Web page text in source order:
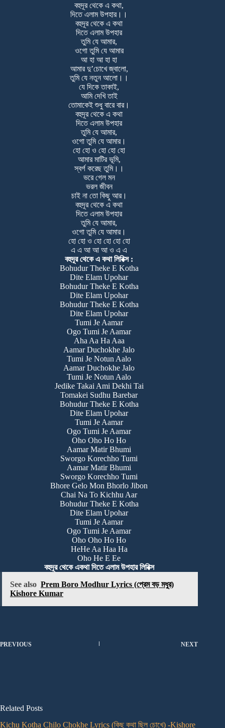
বহুদূর থেকে এ কথা,
দিতে এলাম উপহার।।
বহুদূর থেকে এ কথা
দিতে এলাম উপহার
তুমি যে আমার,
ওগো তুমি যে আমার
আ হা আ হা হা
আমার দু’চোখে জ্বালো,
তুমি যে নতুন আলো।।
যে দিকে তাকাই,
আমি দেখি তাই
তোমাকেই শুধু বারে বার।
বহুদূর থেকে এ কথা
দিতে এলাম উপহার
তুমি যে আমার,
ওগো তুমি যে আমার।
হো হো ও হো হো হো
আমার মাটির ভূমি,
স্বর্গ করেছ তুমি।।
ভরে গেল মন
ভরল জীবন
চাই না তো কিছু আর।
বহুদূর থেকে এ কথা
দিতে এলাম উপহার
তুমি যে আমার,
ওগো তুমি যে আমার।
হো হো ও হো হো হো হো
এ এ আ আ আ ও এ এ
বহুদূর থেকে এ কথা লিরিক্স :
Bohudur Theke E Kotha
Dite Elam Upohar
Bohudur Theke E Kotha
Dite Elam Upohar
Bohudur Theke E Kotha
Dite Elam Upohar
Tumi Je Aamar
Ogo Tumi Je Aamar
Aha Aa Ha Aaa
Aamar Duchokhe Jalo
Tumi Je Notun Aalo
Aamar Duchokhe Jalo
Tumi Je Notun Aalo
Jedike Takai Ami Dekhi Tai
Tomakei Sudhu Barebar
Bohudur Theke E Kotha
Dite Elam Upohar
Tumi Je Aamar
Ogo Tumi Je Aamar
Oho Oho Ho Ho
Aamar Matir Bhumi
Sworgo Korechho Tumi
Aamar Matir Bhumi
Sworgo Korechho Tumi
Bhore Gelo Mon Bhorlo Jibon
Chai Na To Kichhu Aar
Bohudur Theke E Kotha
Dite Elam Upohar
Tumi Je Aamar
Ogo Tumi Je Aamar
Oho Oho Ho Ho
HeHe Aa Haa Ha
Oho He E Ee
বহুদূর থেকে একথা দিতে এলাম উপহার লিরিক্স
See also Prem Boro Modhur Lyrics (প্রেম বড় মধুর)
Kishore Kumar
PREVIOUS NEXT
Related Posts
Kichu Kotha Chilo Chokhe Lyrics (কিছু কথা ছিল চোখে) -Kishore